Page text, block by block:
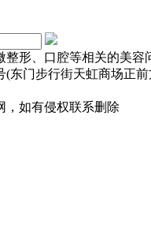
形、口腔等相关的美
(东门步行街天虹商场正前
，如有侵权联系删除